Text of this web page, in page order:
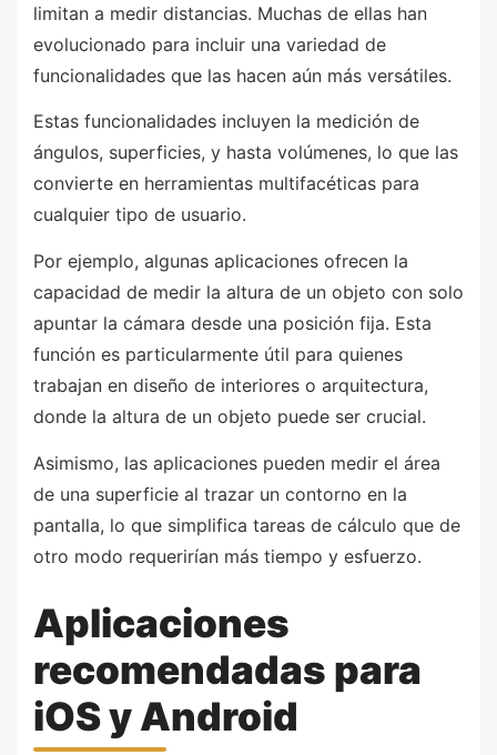
limitan a medir distancias. Muchas de ellas han
evolucionado para incluir una variedad de
funcionalidades que las hacen aún más versátiles.
Estas funcionalidades incluyen la medición de
ángulos, superficies, y hasta volúmenes, lo que las
convierte en herramientas multifacéticas para
cualquier tipo de usuario.
Por ejemplo, algunas aplicaciones ofrecen la
capacidad de medir la altura de un objeto con solo
apuntar la cámara desde una posición fija. Esta
función es particularmente útil para quienes
trabajan en diseño de interiores o arquitectura,
donde la altura de un objeto puede ser crucial.
Asimismo, las aplicaciones pueden medir el área
de una superficie al trazar un contorno en la
pantalla, lo que simplifica tareas de cálculo que de
otro modo requerirían más tiempo y esfuerzo.
Aplicaciones
recomendadas para
iOS y Android